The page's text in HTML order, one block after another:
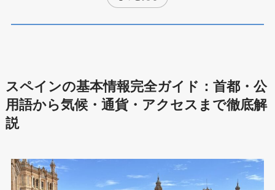
スペインの基本情報完全ガイド：首都・公
用語から気候・通貨・アクセスまで徹底解
説